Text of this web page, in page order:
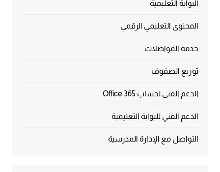
البوابة التعليمية
المحتوى التعليمي الرقمي
خدمة المواصلات
توزيع الصفوف
الدعم الفني لحساب Office 365
الدعم الفني للبوابة التعليمية
التواصل مع الإدارة المدرسية